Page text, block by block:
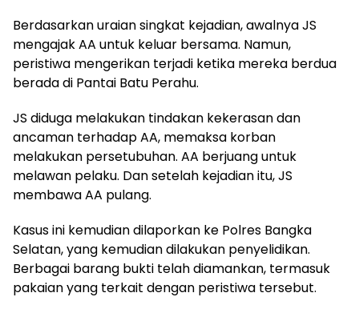
Berdasarkan uraian singkat kejadian, awalnya JS
mengajak AA untuk keluar bersama. Namun,
peristiwa mengerikan terjadi ketika mereka berdua
berada di Pantai Batu Perahu.
JS diduga melakukan tindakan kekerasan dan
ancaman terhadap AA, memaksa korban
melakukan persetubuhan. AA berjuang untuk
melawan pelaku. Dan setelah kejadian itu, JS
membawa AA pulang.
Kasus ini kemudian dilaporkan ke Polres Bangka
Selatan, yang kemudian dilakukan penyelidikan.
Berbagai barang bukti telah diamankan, termasuk
pakaian yang terkait dengan peristiwa tersebut.